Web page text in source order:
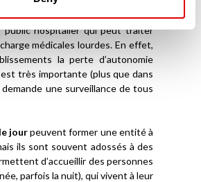
souvent adossées à un
public hospitalier qui peut traiter
médicales lourdes. En effet,
la perte d’autonomie
très importante (plus que dans
une surveillance de tous
jourpeuvent former une entité à
ils sont souvent adossés à des
d’accueillir des personnes
parfois la nuit), qui vivent à leur